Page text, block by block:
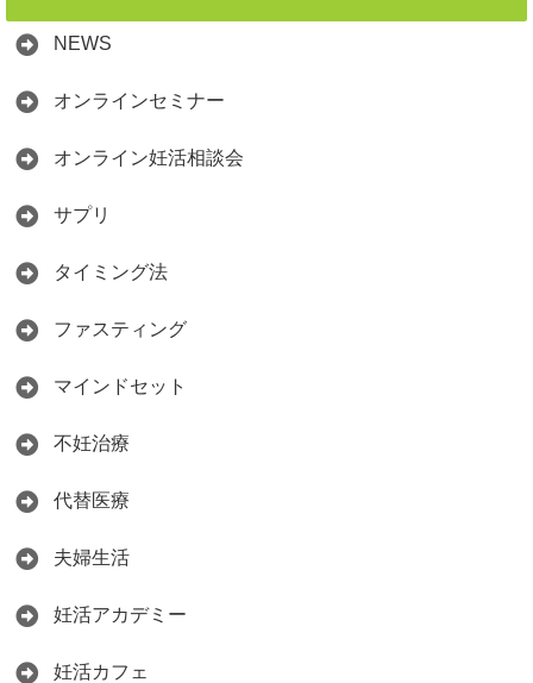
NEWS
オンラインセミナー
オンライン妊活相談会
サプリ
タイミング法
ファスティング
マインドセット
不妊治療
代替医療
夫婦生活
妊活アカデミー
妊活カフェ